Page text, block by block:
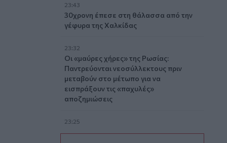
23:43
30χρονη έπεσε στη θάλασσα από την
γέφυρα της Χαλκίδας
23:32
Οι «μαύρες χήρες» της Ρωσίας:
Παντρεύονται νεοσύλλεκτους πριν
μεταβούν στο μέτωπο για να
εισπράξουν τις «παχυλές»
αποζημιώσεις
23:25
Ρόδος: Έσπασε ο κάβος και τραυμάτισε